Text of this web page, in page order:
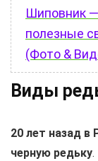
Шиповник —
полезные
(Фото &
Виды
20 лет назад в
черную редьку.